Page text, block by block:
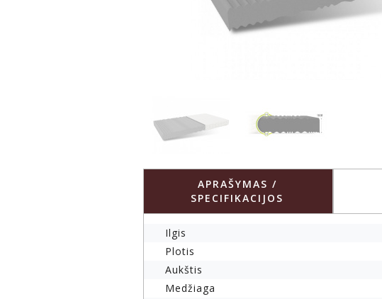
APRAŠYMAS /
SPECIFIKACIJOS
Ilgis
Plotis
Aukštis
Medžiaga